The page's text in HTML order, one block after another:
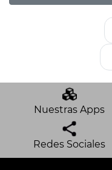
Nuestras Apps
Redes Sociales